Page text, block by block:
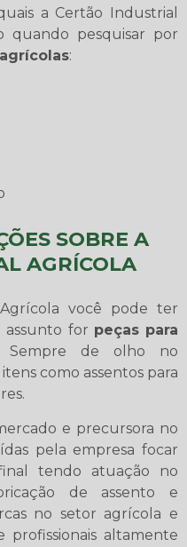
a Certão Industrial
quando pesquisar por
:
SOBRE A
AGRÍCOLA
você pode ter
for peças para
Sempre de olho no
como assentos para
e precursora no
pela empresa focar
tendo atuação no
de assento e
no setor agrícola e
profissionais altamente